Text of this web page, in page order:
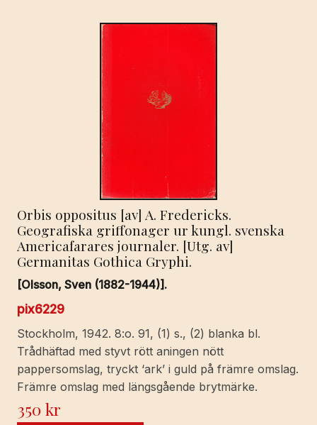
Orbis oppositus [av] A. Fredericks.
Geografiska griffonager ur kungl. svenska
Americafarares journaler. [Utg. av]
Germanitas Gothica Gryphi.
[Olsson, Sven (1882-1944)].
pix6229
Stockholm, 1942. 8:o. 91, (1) s., (2) blanka bl.
Trådhäftad med styvt rött aningen nött
pappersomslag, tryckt ‘ark’ i guld på främre omslag.
Främre omslag med längsgående brytmärke.
350kr